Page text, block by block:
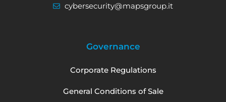
cybersecurity@mapsgroup.it
Governance
Corporate Regulations
General Conditions of Sale